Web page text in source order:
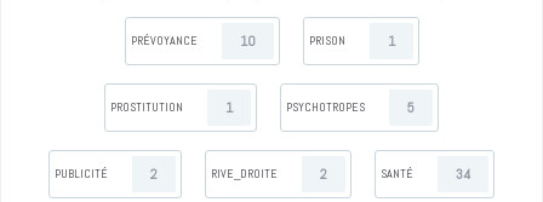
PRÉVOYANCE 10 PRISON 1
PROSTITUTION 1 PSYCHOTROPES 5
PUBLICITÉ 2 RIVE_DROITE 2 SANTÉ 34